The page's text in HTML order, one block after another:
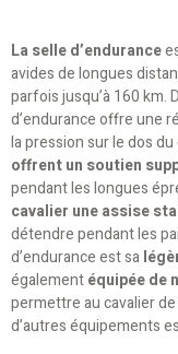
La selle d’endurance
avides de longues
parfois jusqu’à 160 km.
d’endurance offre une
la pression sur le dos du
offrent un soutien
pendant les longues
cavalier une assise
détendre pendant les
d’endurance est sa
égalementéquipée de
permettre au cavalier
d’autres équipements